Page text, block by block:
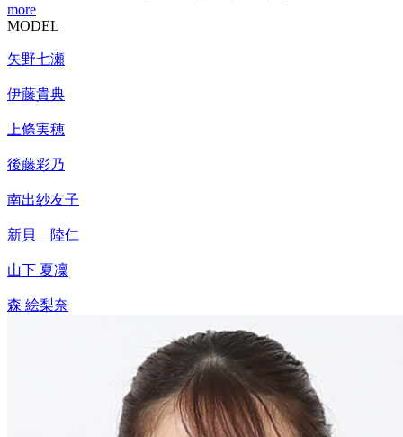
more
MODEL
矢野七瀬
伊藤貴典
上條実穂
後藤彩乃
南出紗友子
新貝 陸仁
山下 夏凜
森 絵梨奈